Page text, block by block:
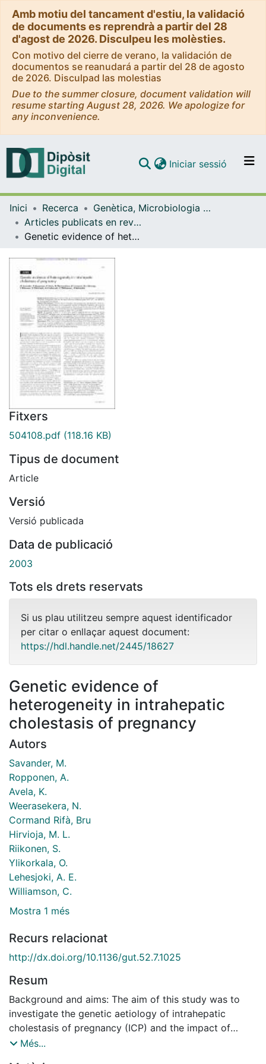
Amb motiu del tancament d'estiu, la validació
de documents es reprendrà a partir del 28
d'agost de 2026. Disculpeu les molèsties.
Con motivo del cierre de verano, la validación de
documentos se reanudará a partir del 28 de agosto
de 2026. Disculpad las molestias
Due to the summer closure, document validation will
resume starting August 28, 2026. We apologize for
any inconvenience.
Navega per tot el DD
Com publicar
Iniciar sessió (current)
Inici Recerca
Genètica, Microbiologia i Estadística
Articles publicats en revistes (Genètica, Microbiologia i Estadística)
Genetic evidence of heterogeneity in intrahepatic cholestasis of pregnancy
Fitxers
504108.pdf (118.16 KB)
Tipus de document
Article
Versió
Versió publicada
Data de publicació
2003
Tots els drets reservats
Si us plau utilitzeu sempre aquest identificador
per citar o enllaçar aquest document:
https://hdl.handle.net/2445/18627
Genetic evidence of
heterogeneity in intrahepatic
cholestasis of pregnancy
Autors
Savander, M.
Ropponen, A.
Avela, K.
Weerasekera, N.
Cormand Rifà, Bru
Hirvioja, M. L.
Riikonen, S.
Ylikorkala, O.
Lehesjoki, A. E.
Williamson, C.
Mostra 1 més
Recurs relacionat
http://dx.doi.org/10.1136/gut.52.7.1025
Resum
Background and aims: The aim of this study was to
investigate the genetic aetiology of intrahepatic
cholestasis of pregnancy (ICP) and the impact of
known cholestasis genes (BSEP, FIC1, and MDR3) on
Més...